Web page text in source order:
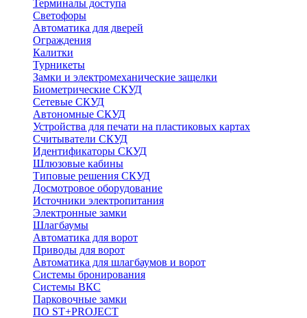
Терминалы доступа
Светофоры
Автоматика для дверей
Ограждения
Калитки
Турникеты
Замки и электромеханические защелки
Биометрические СКУД
Сетевые СКУД
Автономные СКУД
Устройства для печати на пластиковых картах
Считыватели СКУД
Идентификаторы СКУД
Шлюзовые кабины
Типовые решения СКУД
Досмотровое оборудование
Источники электропитания
Электронные замки
Шлагбаумы
Автоматика для ворот
Приводы для ворот
Автоматика для шлагбаумов и ворот
Системы бронирования
Системы ВКС
Парковочные замки
ПО ST+PROJECT